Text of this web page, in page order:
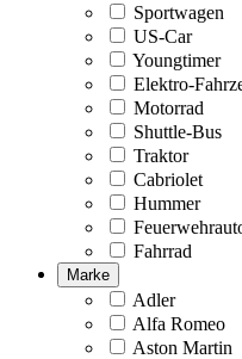
Sportwagen
US-Car
Youngtimer
Elektro-
Motorrad
Shuttle-Bus
Traktor
Cabriolet
Hummer
Fahrrad
Marke
Adler
Alfa Romeo
Aston Martin